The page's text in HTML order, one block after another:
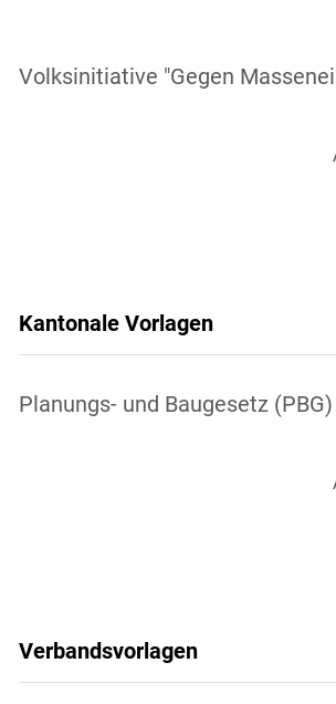
Volksinitiative "Gegen
Kantonale Vorlagen
Planungs- und Baugesetz (PBG)
Verbandsvorlagen